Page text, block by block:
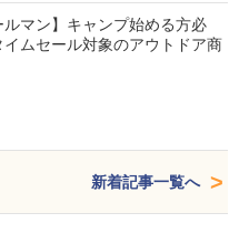
ルマン】キャンプ始める方必
イムセール対象のアウトドア商
新着記事一覧へ